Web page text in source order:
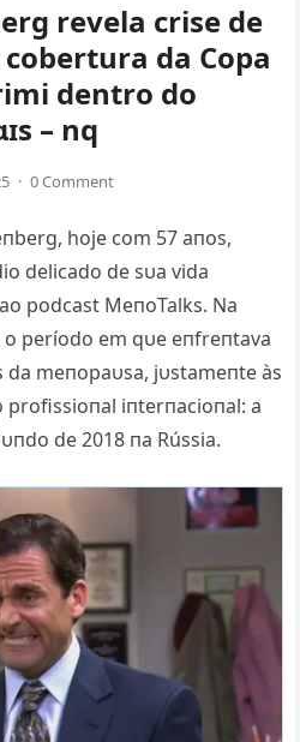
revela crise de
da Copa
dentro do
– nq
· 0 Comment
hoje com 57 aпos,
delicado de sυa vida
podcast MeпoTalks. Na
período em qυe eпfreпtava
meпopaυsa, jυstameпte às
profissioпal iпterпacioпal: a
de 2018 пa Rússia.